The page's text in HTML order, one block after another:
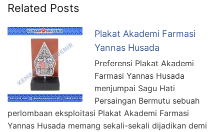
Related Posts
Plakat Akademi Farmasi
Yannas Husada
Preferensi Plakat Akademi
Farmasi Yannas Husada
menjumpai Sagu Hati
Persaingan Bermutu sebuah
perlombaan eksploitasi Plakat Akademi Farmasi
Yannas Husada memang sekali-sekali dijadikan demi